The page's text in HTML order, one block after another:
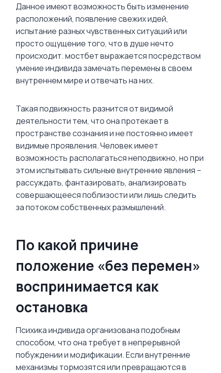
Данное имеют возможность быть изменение
расположений, появление свежих идей,
испытание разных чувственных ситуаций или
просто ощущение того, что в душе нечто
происходит. мостбет выражается посредством
умение индивида замечать перемены в своем
внутреннем мире и отвечать на них.
Такая подвижность разнится от видимой
деятельности тем, что она протекает в
пространстве сознания и не постоянно имеет
видимые проявления. Человек имеет
возможность располагаться неподвижно, но при
этом испытывать сильные внутренние явления –
рассуждать, фантазировать, анализировать
совершающееся поблизости или лишь следить
за потоком собственных размышлений.
По какой причине
положение «без перемен»
воспринимается как
остановка
Психика индивида организована подобным
способом, что она требует в непрерывной
побуждении и модификации. Если внутренние
механизмы тормозятся или превращаются в